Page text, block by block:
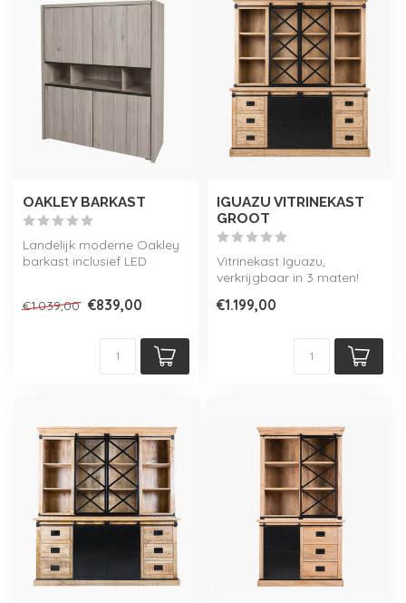
OAKLEY BARKAST
Landelijk moderne Oakley
barkast inclusief LED
€1.039,00 €839,00
IGUAZU VITRINEKAST
GROOT
Vitrinekast Iguazu,
verkrijgbaar in 3 maten!
collectie.
€1.199,00